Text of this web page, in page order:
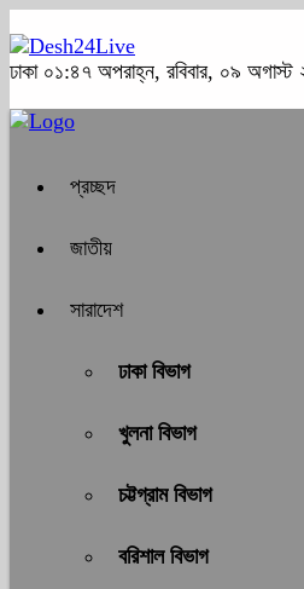
ঢাকা ০১:৪৭ অপরাহ্ন, রবিবার, ০৯ অগাস্ট
প্রচ্ছদ
জাতীয়
সারাদেশ
ঢাকা বিভাগ
খুলনা বিভাগ
চট্টগ্রাম বিভাগ
বরিশাল বিভাগ